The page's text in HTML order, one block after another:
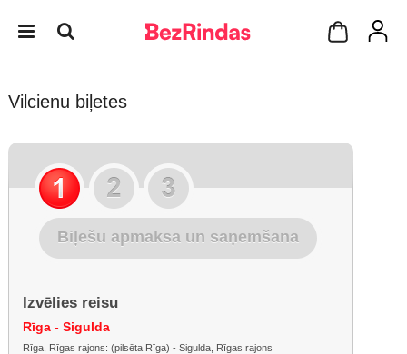
Vilcienu biļetes
Biļešu apmaksa un saņemšana
Izvēlies reisu
Rīga - Sigulda
Rīga, Rīgas rajons: (pilsēta Rīga) - Sigulda, Rīgas rajons